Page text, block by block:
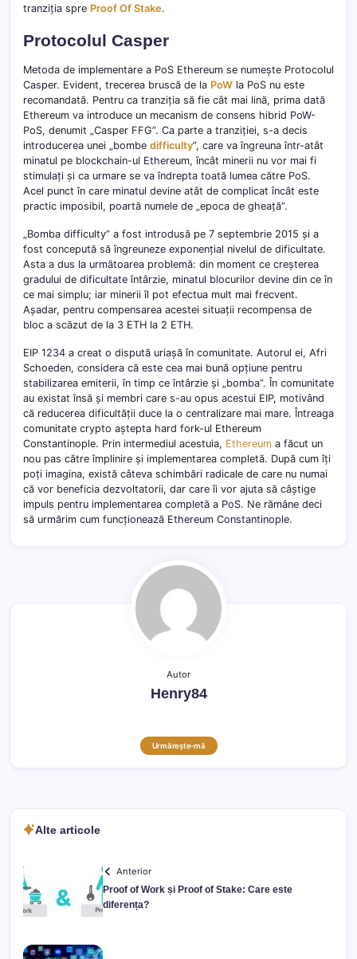
tranziția spre Proof Of Stake.
Protocolul Casper
Metoda de implementare a PoS Ethereum se numește Protocolul
Casper. Evident, trecerea bruscă de la PoW la PoS nu este
recomandată. Pentru ca tranziția să fie cât mai lină, prima dată
Ethereum va introduce un mecanism de consens hibrid PoW-
PoS, denumit „Casper FFG”. Ca parte a tranziției, s-a decis
introducerea unei „bombe difficulty”, care va îngreuna într-atât
minatul pe blockchain-ul Ethereum, încât minerii nu vor mai fi
stimulați și ca urmare se va îndrepta toată lumea către PoS.
Acel punct în care minatul devine atât de complicat încât este
practic imposibil, poartă numele de „epoca de gheață”.
„Bomba difficulty” a fost introdusă pe 7 septembrie 2015 și a
fost concepută să îngreuneze exponențial nivelul de dificultate.
Asta a dus la următoarea problemă: din moment ce creșterea
gradului de dificultate întârzie, minatul blocurilor devine din ce în
ce mai simplu; iar minerii îl pot efectua mult mai frecvent.
Așadar, pentru compensarea acestei situații recompensa de
bloc a scăzut de la 3 ETH la 2 ETH.
EIP 1234 a creat o dispută uriașă în comunitate. Autorul ei, Afri
Schoeden, considera că este cea mai bună opțiune pentru
stabilizarea emiterii, în timp ce întârzie și „bomba”. În comunitate
au existat însă și membri care s-au opus acestui EIP, motivând
că reducerea dificultății duce la o centralizare mai mare. Întreaga
comunitate crypto aștepta hard fork-ul Ethereum
Constantinople. Prin intermediul acestuia, Ethereum a făcut un
nou pas către împlinire și implementarea completă. După cum îți
poți imagina, există câteva schimbări radicale de care nu numai
că vor beneficia dezvoltatorii, dar care îi vor ajuta să câștige
impuls pentru implementarea completă a PoS. Ne rămâne deci
să urmărim cum funcționează Ethereum Constantinople.
Autor
Henry84
Urmărește-mă
Alte articole
Anterior
Proof of Work și Proof of Stake: Care este
diferența?